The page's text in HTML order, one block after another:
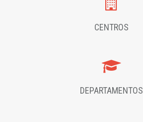
CENTROS
DEPARTAMENTOS